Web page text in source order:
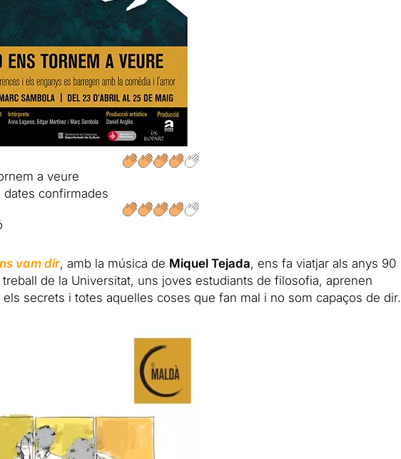
a veure
dates confirmades
vam dir, amb la música de Miquel Tejada, ens fa viatjar als anys 90
treball de la Universitat, uns joves estudiants de filosofia, aprenen
els secrets i totes aquelles coses que fan mal i no som capaços de dir.